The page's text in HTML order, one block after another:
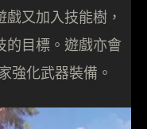
又加入技能樹，
的目標。遊戲亦會
強化武器裝備。